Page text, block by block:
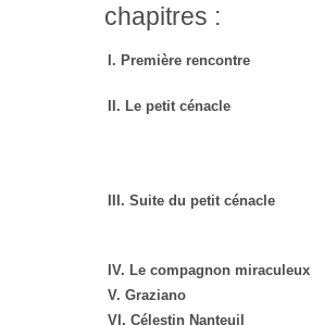
chapitres :
I. Première rencontre
II. Le petit cénacle
III. Suite du petit cénacle
IV. Le compagnon miraculeux
V. Graziano
VI. Célestin Nanteuil